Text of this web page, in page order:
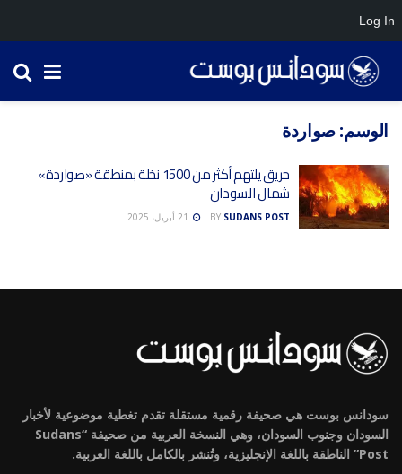
الوسم:صواردة
حريق يلتهم أكثر من 1500 نخلة بمنطقة «صواردة»
شمال السودان
BY SUDANS POST
سودانس بوست هي صحيفة رقمية مستقلة تقدم تغطية موضوعية لأخبار
السودان وجنوب السودان، وهي النسخة العربية من صحيفة “Sudans
Post” الناطقة باللغة الإنجليزية، وتُنشر بالكامل باللغة العربية.
Log In